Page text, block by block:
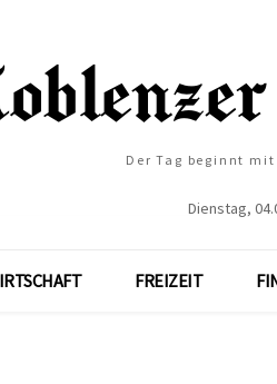
Der Tag beginnt
Dienstag,
FREIZEIT